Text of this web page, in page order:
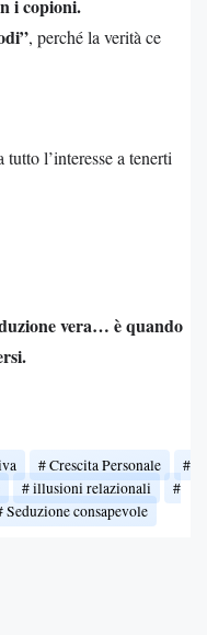
i copioni.
, perché la verità ce
l’interesse a tenerti
vera… è quando
Crescita Personale
illusioni relazionali
Seduzione consapevole